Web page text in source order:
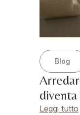
Blog
Leggi tutto